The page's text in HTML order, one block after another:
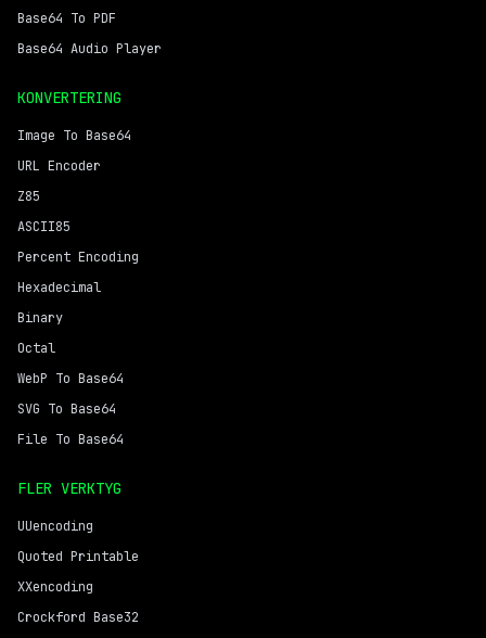
Base64 To PDF
Base64 Audio Player
KONVERTERING
Image To Base64
URL Encoder
Z85
ASCII85
Percent Encoding
Hexadecimal
Binary
Octal
WebP To Base64
SVG To Base64
File To Base64
FLER VERKTYG
UUencoding
Quoted Printable
XXencoding
Crockford Base32